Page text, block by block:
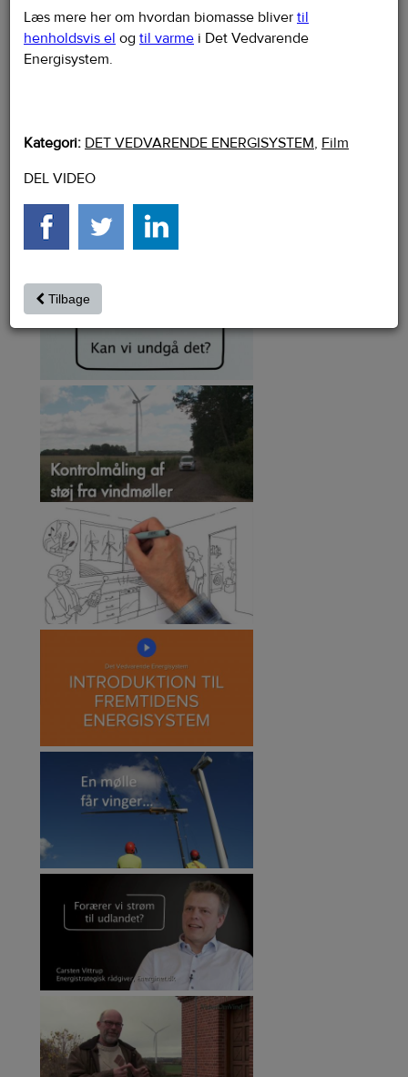
Læs mere her om hvordan biomasse bliver til
henholdsvis el og til varme i Det Vedvarende
Energisystem.
Kategori: DET VEDVARENDE ENERGISYSTEM, Film
DEL VIDEO
Tilbage